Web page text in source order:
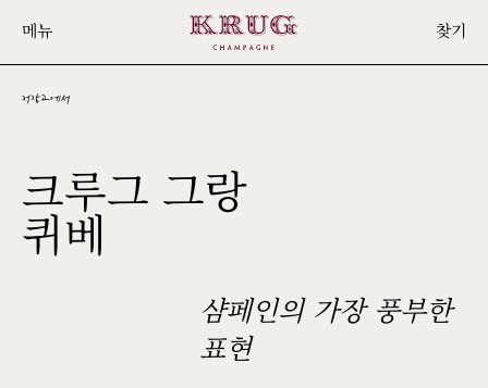
main
content
메뉴 찾기
저장고에서
크루그 그랑
퀴베171ÈME
ÉDITION
샴페인의 가장 풍부한
표현